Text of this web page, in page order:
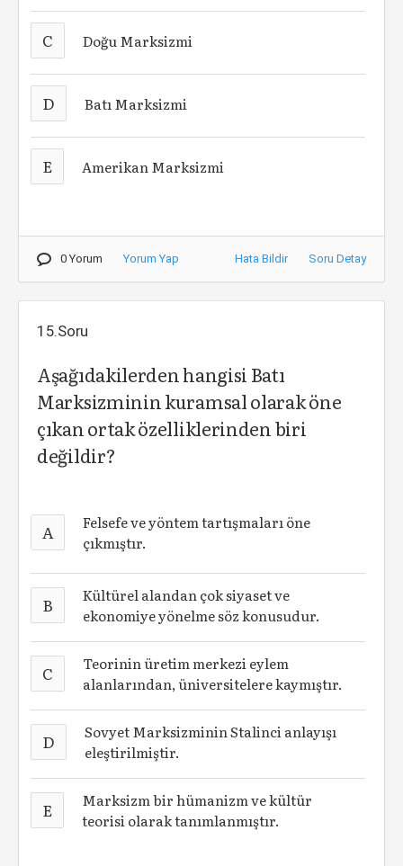
C Doğu Marksizmi
D Batı Marksizmi
E Amerikan Marksizmi
0 Yorum Yorum Yap Hata Bildir Soru Detay
15.Soru
Aşağıdakilerden hangisi Batı
Marksizminin kuramsal olarak öne
çıkan ortak özelliklerinden biri
değildir?
A
Felsefe ve yöntem tartışmaları öne
çıkmıştır.
B
Kültürel alandan çok siyaset ve
ekonomiye yönelme söz konusudur.
C
Teorinin üretim merkezi eylem
alanlarından, üniversitelere kaymıştır.
D
Sovyet Marksizminin Stalinci anlayışı
eleştirilmiştir.
E
Marksizm bir hümanizm ve kültür
teorisi olarak tanımlanmıştır.